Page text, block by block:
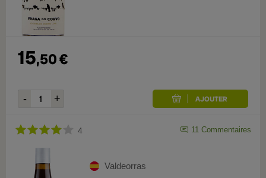
15,50€
4 11 Commentaires
Valdeorras